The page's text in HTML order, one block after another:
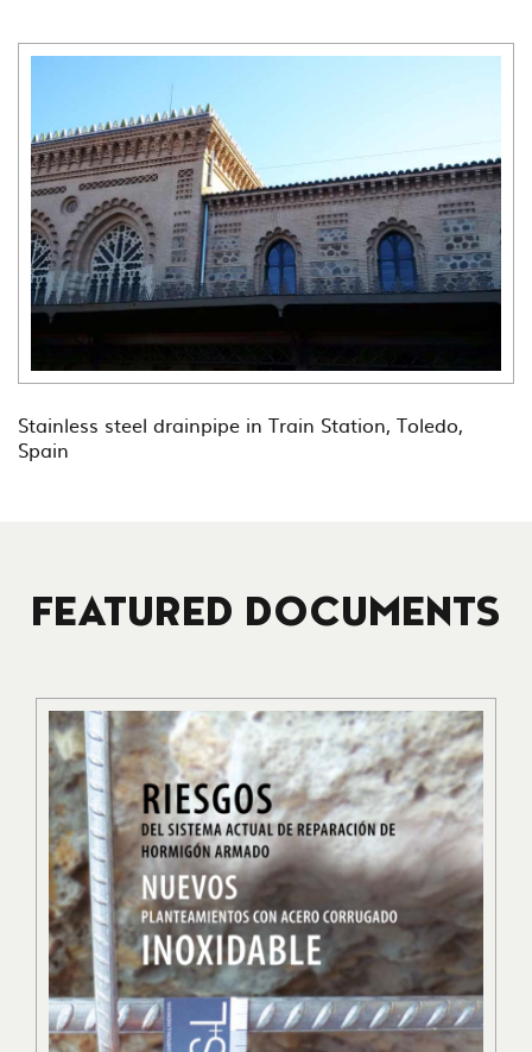
Stainless steel drainpipe in Train Station, Toledo,
Spain
FEATURED DOCUMENTS